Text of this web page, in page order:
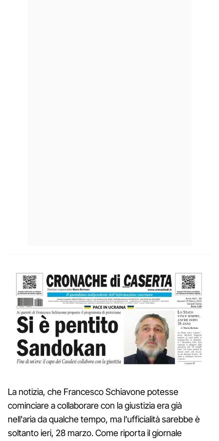
La notizia, che Francesco Schiavone potesse
cominciare a collaborare con la giustizia era già
nell'aria da qualche tempo, ma l'ufficialità sarebbe è
soltanto ieri, 28 marzo. Come riporta il giornale